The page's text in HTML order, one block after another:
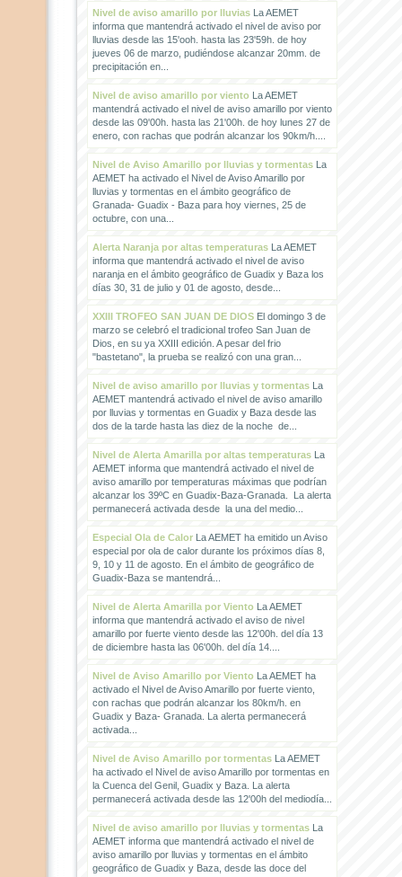
Nivel de aviso amarillo por lluviasLa AEMET
informa que mantendrá activado el nivel de aviso por
lluvias desde las 15'ooh. hasta las 23'59h. de hoy
jueves 06 de marzo, pudiéndose alcanzar 20mm. de
precipitación en...
Nivel de aviso amarillo por vientoLa AEMET
mantendrá activado el nivel de aviso amarillo por viento
desde las 09'00h. hasta las 21'00h. de hoy lunes 27 de
enero, con rachas que podrán alcanzar los 90km/h....
Nivel de Aviso Amarillo por lluvias y tormentasLa
AEMET ha activado el Nivel de Aviso Amarillo por
lluvias y tormentas en el ámbito geográfico de
Granada- Guadix - Baza para hoy viernes, 25 de
octubre, con una...
Alerta Naranja por altas temperaturasLa AEMET
informa que mantendrá activado el nivel de aviso
naranja en el ámbito geográfico de Guadix y Baza los
días 30, 31 de julio y 01 de agosto, desde...
XXIII TROFEO SAN JUAN DE DIOSEl domingo 3 de
marzo se celebró el tradicional trofeo San Juan de
Dios, en su ya XXIII edición. A pesar del frio
"bastetano", la prueba se realizó con una gran...
Nivel de aviso amarillo por lluvias y tormentasLa
AEMET mantendrá activado el nivel de aviso amarillo
por lluvias y tormentas en Guadix y Baza desde las
dos de la tarde hasta las diez de la noche de...
Nivel de Alerta Amarilla por altas temperaturasLa
AEMET informa que mantendrá activado el nivel de
aviso amarillo por temperaturas máximas que podrían
alcanzar los 39ºC en Guadix-Baza-Granada. La alerta
permanecerá activada desde la una del medio...
Especial Ola de CalorLa AEMET ha emitido un Aviso
especial por ola de calor durante los próximos días 8,
9, 10 y 11 de agosto. En el ámbito de geográfico de
Guadix-Baza se mantendrá...
Nivel de Alerta Amarilla por VientoLa AEMET
informa que mantendrá activado el aviso de nivel
amarillo por fuerte viento desde las 12'00h. del día 13
de diciembre hasta las 06'00h. del día 14....
Nivel de Aviso Amarillo por VientoLa AEMET ha
activado el Nivel de Aviso Amarillo por fuerte viento,
con rachas que podrán alcanzar los 80km/h. en
Guadix y Baza- Granada. La alerta permanecerá
activada...
Nivel de Aviso Amarillo por tormentasLa AEMET
ha activado el Nivel de aviso Amarillo por tormentas en
la Cuenca del Genil, Guadix y Baza. La alerta
permanecerá activada desde las 12'00h del mediodía...
Nivel de aviso amarillo por lluvias y tormentasLa
AEMET informa que mantendrá activado el nivel de
aviso amarillo por lluvias y tormentas en el ámbito
geográfico de Guadix y Baza, desde las doce del